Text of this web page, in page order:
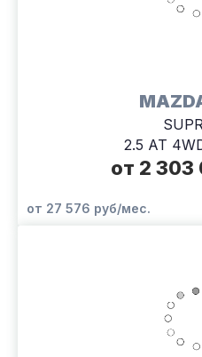
2.5 AT
от 2 303
от 27 576 руб/мес.